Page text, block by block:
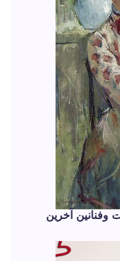
وفنانين آخرين